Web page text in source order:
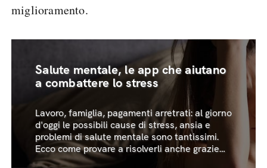
miglioramento.
Salute mentale, le app che aiutano
a combattere lo stress
Lavoro, famiglia, pagamenti arretrati: al giorno
d'oggi le possibili cause di stress, ansia e
problemi di salute mentale sono tantissimi.
Ecco come provare a risolverli anche grazie
all'ausilio di alcune app